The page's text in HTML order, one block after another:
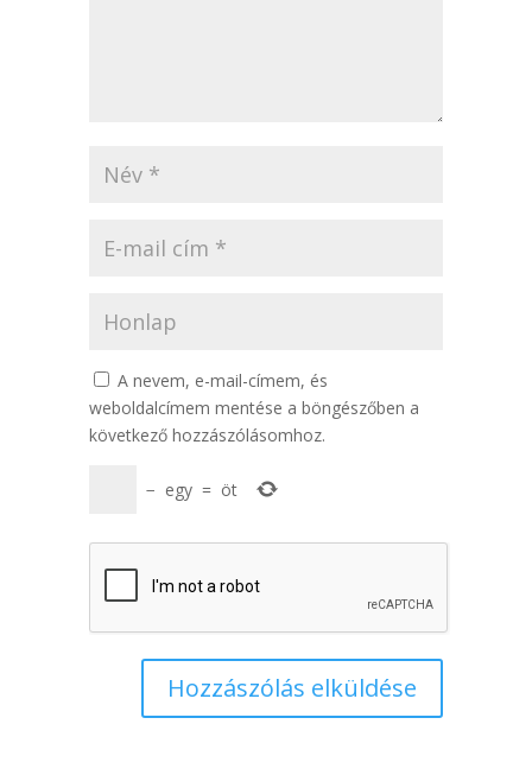
A nevem, e-mail-címem, és
weboldalcímem mentése a böngészőben a
következő hozzászólásomhoz.
− egy = öt
Hozzászólás elküldése